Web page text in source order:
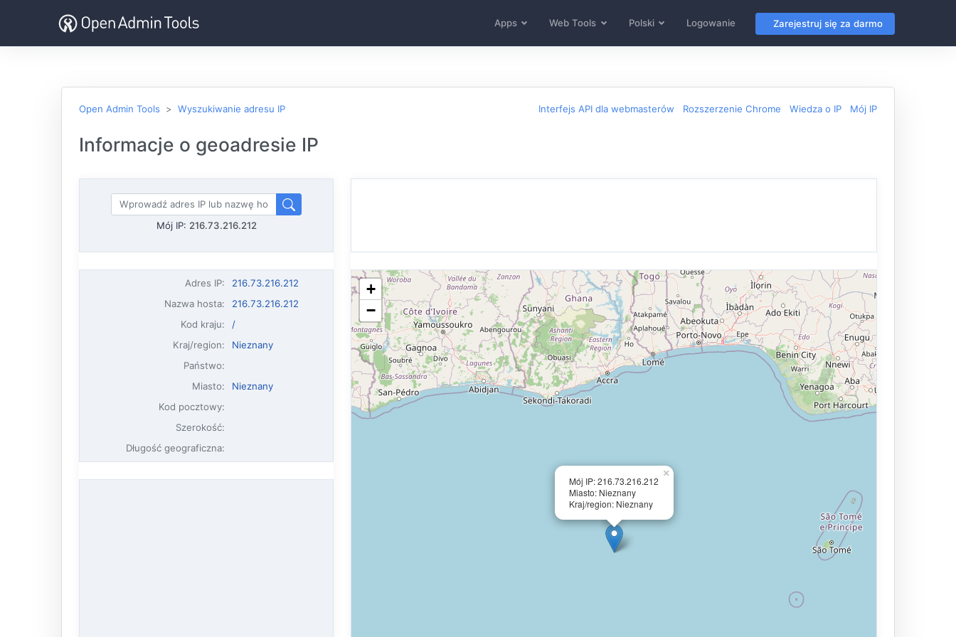
Apps Web Tools Polski Logowanie Zarejestruj się za darmo
Open Admin Tools Wyszukiwanie adresu IP Interfejs API dla webmasterów Rozszerzenie Chrome Wiedza o IP Mój IP
Informacje o geoadresie IP
Mój IP: 216.73.216.212
Adres IP:
216.73.216.212
Nazwa hosta:
216.73.216.212
Kod kraju:
/
Kraj/region:
Nieznany
Państwo:
Miasto:
Nieznany
Kod pocztowy:
Szerokość:
Długość geograficzna:
Mój IP: 216.73.216.212
Miasto: Nieznany
Kraj/region: Nieznany
×
+
−